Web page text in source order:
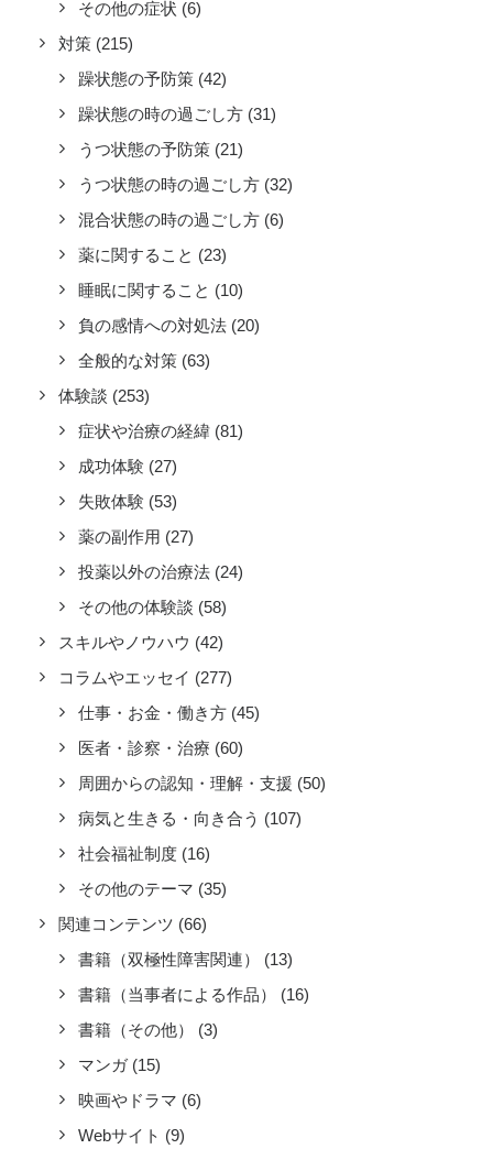
その他の症状 (6)
対策 (215)
躁状態の予防策 (42)
躁状態の時の過ごし方 (31)
うつ状態の予防策 (21)
うつ状態の時の過ごし方 (32)
混合状態の時の過ごし方 (6)
薬に関すること (23)
睡眠に関すること (10)
負の感情への対処法 (20)
全般的な対策 (63)
体験談 (253)
症状や治療の経緯 (81)
成功体験 (27)
失敗体験 (53)
薬の副作用 (27)
投薬以外の治療法 (24)
その他の体験談 (58)
スキルやノウハウ (42)
コラムやエッセイ (277)
仕事・お金・働き方 (45)
医者・診察・治療 (60)
周囲からの認知・理解・支援 (50)
病気と生きる・向き合う (107)
社会福祉制度 (16)
その他のテーマ (35)
関連コンテンツ (66)
書籍（双極性障害関連）
(13)
書籍（当事者による作品）
(16)
書籍（その他）
(3)
マンガ (15)
映画やドラマ (6)
Webサイト (9)